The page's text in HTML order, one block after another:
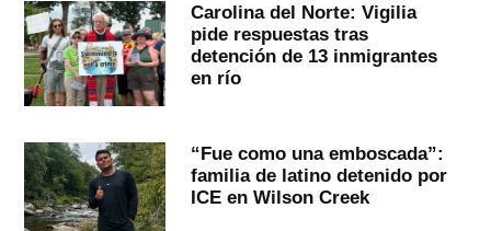
Carolina del Norte: Vigilia
pide respuestas tras
detención de 13 inmigrantes
en río
“Fue como una emboscada”:
familia de latino detenido por
ICE en Wilson Creek